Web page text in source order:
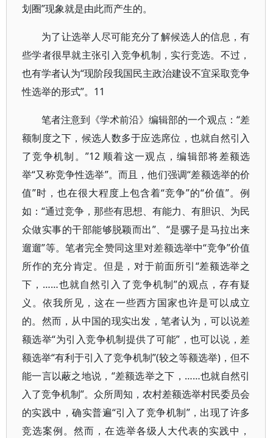
划圈”现象就是由此而产生的。
为了让选举人尽可能充分了解候选人的信息，有
些学者很早就主张引入竞争机制，实行竞选。不过，
也有学者认为“现阶段我国民主政治建设不宜采取竞争
性选举的形式”。11
笔者注意到《学术前沿》编辑部的一个观点：“差
额制度之下，候选人数多于应选席位，也就自然引入
了竞争机制。”12 顺着这一观点，编辑部将差额选
举“又称竞争性选举”。而且，他们强调“差额选举的价
值”时，也在很大程度上包含着“竞争”的“价值”。例
如：“通过竞争，那些有思想、有能力、有胆识、为民
众做实事的干部能够脱颖而出”、“是骡子是马拉出来
遛遛”等。笔者完全赞同这里对差额选举中“竞争”价值
所作的充分肯定。但是，对于前面所引“差额选举之
下，……也就自然引入了竞争机制”的观点，存有疑
义。依我所见，这在一些西方国家也许是可以成立
的。然而，从中国的现实出发，笔者认为，可以说差
额选举“为引入竞争机制提供了可能”，也可以说，差
额选举“有利于引入了竞争机制”(较之等额选举)，但不
能一言以蔽之地说，“差额选举之下，……也就自然引
入了竞争机制”。众所周知，农村差额选举村民委员会
的实践中，确实普遍“引入了竞争机制”，出现了许多
竞选案例。然而，在选举各级人大代表的实践中，